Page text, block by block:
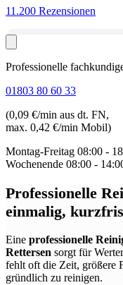
11.200 Rezensionen
Professionelle
01803 80 60 33
(0,09 €/min aus dt. FN,
max. 0,42 €/min Mobil)
Montag-Freitag 08:00 -
Wochenende 08:00 -
Professionelle
einmalig,
Eine professionelle
Rettersen sorgt für
fehlt oft die Zeit, größere
gründlich zu reinigen.